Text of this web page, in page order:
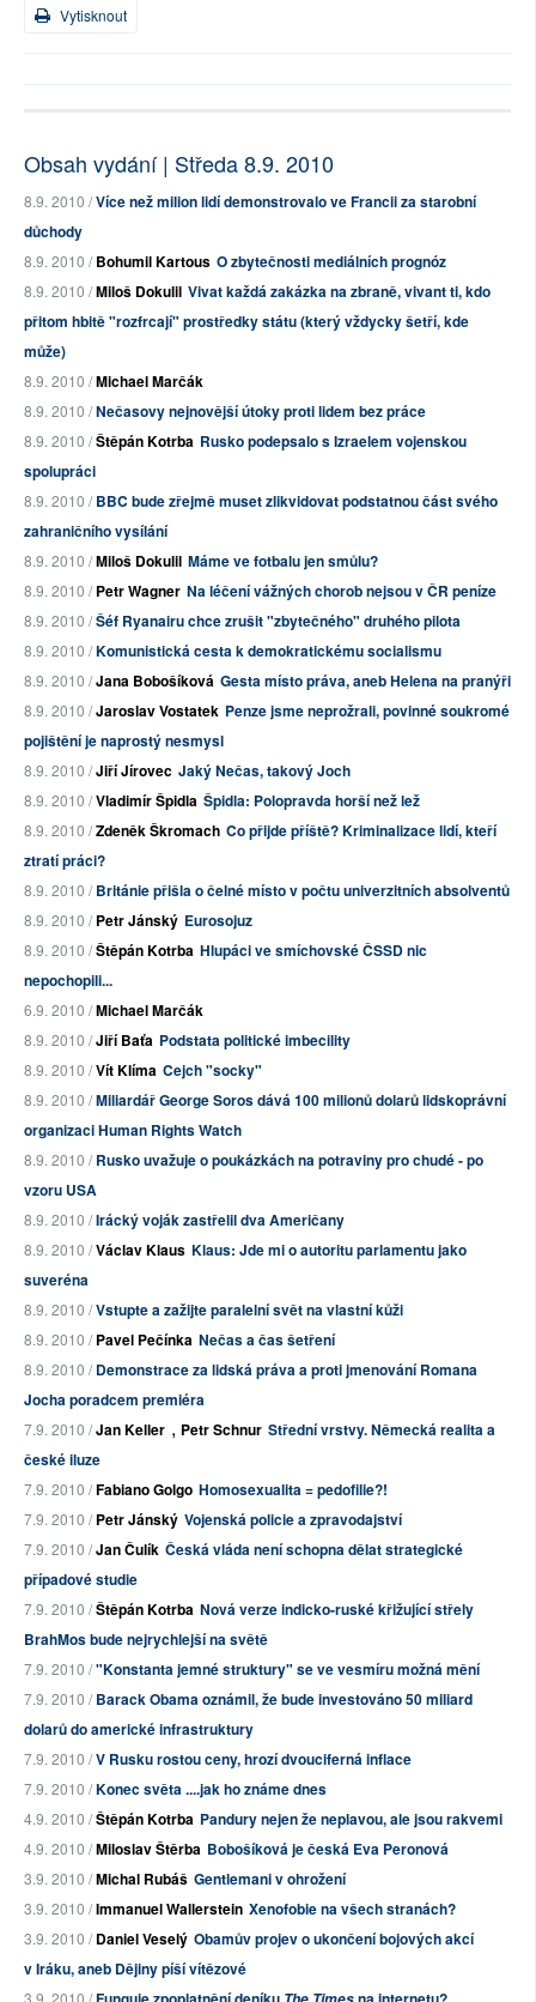
Vytisknout
Obsah vydání | Středa 8.9. 2010
8.9. 2010 /Více než milion lidí demonstrovalo ve Francii za starobní
důchody
8.9. 2010 /Bohumil Kartous O zbytečnosti mediálních prognóz
8.9. 2010 /Miloš Dokulil Vivat každá zakázka na zbraně, vivant ti, kdo
přitom hbitě "rozfrcají" prostředky státu (který vždycky šetří, kde
může)
8.9. 2010 /Michael Marčák
8.9. 2010 /Nečasovy nejnovější útoky proti lidem bez práce
8.9. 2010 /Štěpán Kotrba Rusko podepsalo s Izraelem vojenskou
spolupráci
8.9. 2010 /BBC bude zřejmě muset zlikvidovat podstatnou část svého
zahraničního vysílání
8.9. 2010 /Miloš Dokulil Máme ve fotbalu jen smůlu?
8.9. 2010 /Petr Wagner Na léčení vážných chorob nejsou v ČR peníze
8.9. 2010 /Šéf Ryanairu chce zrušit "zbytečného" druhého pilota
8.9. 2010 /Komunistická cesta k demokratickému socialismu
8.9. 2010 /Jana Bobošíková Gesta místo práva, aneb Helena na pranýři
8.9. 2010 /Jaroslav Vostatek Penze jsme neprožrali, povinné soukromé
pojištění je naprostý nesmysl
8.9. 2010 /Jiří Jírovec Jaký Nečas, takový Joch
8.9. 2010 /Vladimír Špidla Špidla: Polopravda horší než lež
8.9. 2010 /Zdeněk Škromach Co přijde příště? Kriminalizace lidí, kteří
ztratí práci?
8.9. 2010 /Británie přišla o čelné místo v počtu univerzitních absolventů
8.9. 2010 /Petr Jánský Eurosojuz
8.9. 2010 /Štěpán Kotrba Hlupáci ve smíchovské ČSSD nic
nepochopili...
6.9. 2010 /Michael Marčák
8.9. 2010 /Jiří Baťa Podstata politické imbecility
8.9. 2010 /Vít Klíma Cejch "socky"
8.9. 2010 /Miliardář George Soros dává 100 milionů dolarů lidskoprávní
organizaci Human Rights Watch
8.9. 2010 /Rusko uvažuje o poukázkách na potraviny pro chudé - po
vzoru USA
8.9. 2010 /Irácký voják zastřelil dva Američany
8.9. 2010 /Václav Klaus Klaus: Jde mi o autoritu parlamentu jako
suveréna
8.9. 2010 /Vstupte a zažijte paralelní svět na vlastní kůži
8.9. 2010 /Pavel Pečínka Nečas a čas šetření
8.9. 2010 /Demonstrace za lidská práva a proti jmenování Romana
Jocha poradcem premiéra
7.9. 2010 /Jan Keller , Petr Schnur Střední vrstvy. Německá realita a
české iluze
7.9. 2010 /Fabiano Golgo Homosexualita = pedofilie?!
7.9. 2010 /Petr Jánský Vojenská policie a zpravodajství
7.9. 2010 /Jan Čulík Česká vláda není schopna dělat strategické
případové studie
7.9. 2010 /Štěpán Kotrba Nová verze indicko-ruské křižující střely
BrahMos bude nejrychlejší na světě
7.9. 2010 /"Konstanta jemné struktury" se ve vesmíru možná mění
7.9. 2010 /Barack Obama oznámil, že bude investováno 50 miliard
dolarů do americké infrastruktury
7.9. 2010 /V Rusku rostou ceny, hrozí dvouciferná inflace
7.9. 2010 /Konec světa ....jak ho známe dnes
4.9. 2010 /Štěpán Kotrba Pandury nejen že neplavou, ale jsou rakvemi
4.9. 2010 /Miloslav Štěrba Bobošíková je česká Eva Peronová
3.9. 2010 /Michal Rubáš Gentlemani v ohrožení
3.9. 2010 /Immanuel Wallerstein Xenofobie na všech stranách?
3.9. 2010 /Daniel Veselý Obamův projev o ukončení bojových akcí
v Iráku, aneb Dějiny píší vítězové
3.9. 2010 /